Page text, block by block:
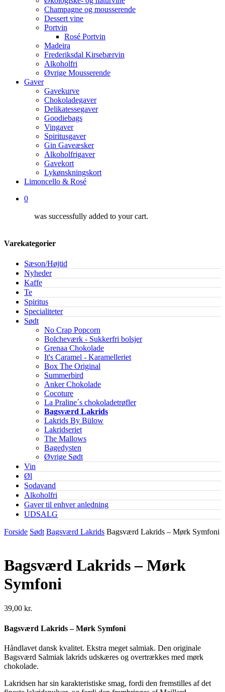
Champagne og mousserende
Dessert vine
Portvin
Rosé Portvin
Madeira
Frederiksdal Kirsebærvin
Alkoholfri
Øvrige Mousserende
Gaver
Gavekurve
Chokoladegaver
Delikatessegaver
Goodiebags
Vingaver
Spiritusgaver
Gin Gaveæsker
Alkoholfrigaver
Gavekort
Lykønskningskort
Limoncello & Rosé
0
was successfully added to your cart.
Varekategorier
Sæson/Højtid
Nyheder
Kaffe
Te
Spiritus
Specialiteter
Sødt
No Crap Popcorn
Bolcheværk - Sukkerfri bolsjer
Grenaa Chokolade
It's Caramel - Karamelleriet
Box The Original
Summerbird
Anker Chokolade
Cocoture
La Praline´s chokoladetrøfler
Bagsværd Lakrids
Lakrids By Bülow
Lakridseriet
The Mallows
Bagedysten
Øvrige Sødt
Vin
Øl
Sodavand
Alkoholfri
Gaver til enhver anledning
UDSALG
Forside Sødt Bagsværd Lakrids Bagsværd Lakrids – Mørk Symfoni
Bagsværd Lakrids – Mørk
Symfoni
39,00 kr.
Bagsværd Lakrids – Mørk Symfoni
Håndlavet dansk kvalitet. Ekstra meget salmiak. Den originale
Bagsværd Salmiak lakrids udskæres og overtrækkes med mørk
chokolade.
Lakridsen har sin karakteristiske smag, fordi den fremstilles af det